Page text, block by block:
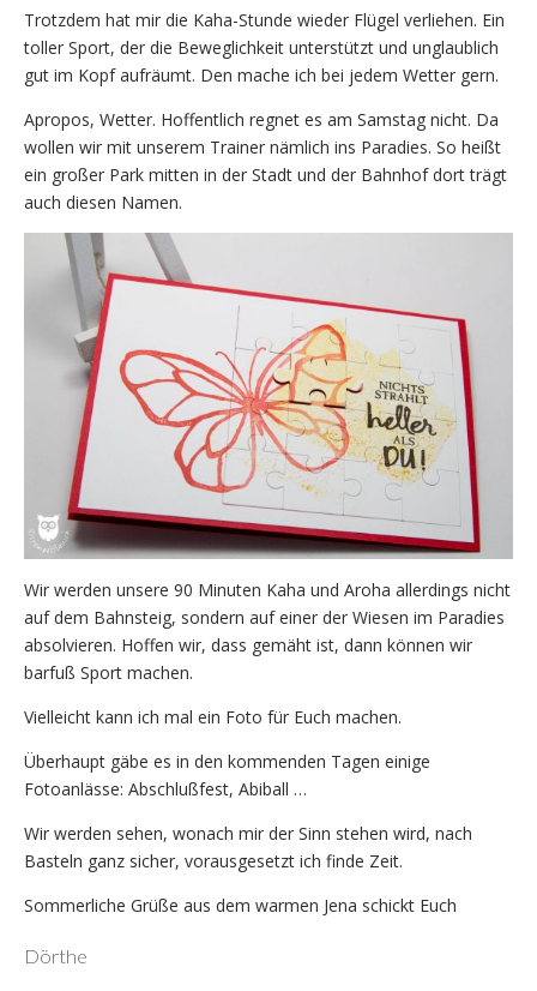
Trotzdem hat mir die Kaha-Stunde wieder Flügel verliehen. Ein
toller Sport, der die Beweglichkeit unterstützt und unglaublich
gut im Kopf aufräumt. Den mache ich bei jedem Wetter gern.
Apropos, Wetter. Hoffentlich regnet es am Samstag nicht. Da
wollen wir mit unserem Trainer nämlich ins Paradies. So heißt
ein großer Park mitten in der Stadt und der Bahnhof dort trägt
auch diesen Namen.
Wir werden unsere 90 Minuten Kaha und Aroha allerdings nicht
auf dem Bahnsteig, sondern auf einer der Wiesen im Paradies
absolvieren. Hoffen wir, dass gemäht ist, dann können wir
barfuß Sport machen.
Vielleicht kann ich mal ein Foto für Euch machen.
Überhaupt gäbe es in den kommenden Tagen einige
Fotoanlässe: Abschlußfest, Abiball …
Wir werden sehen, wonach mir der Sinn stehen wird, nach
Basteln ganz sicher, vorausgesetzt ich finde Zeit.
Sommerliche Grüße aus dem warmen Jena schickt Euch
Dörthe